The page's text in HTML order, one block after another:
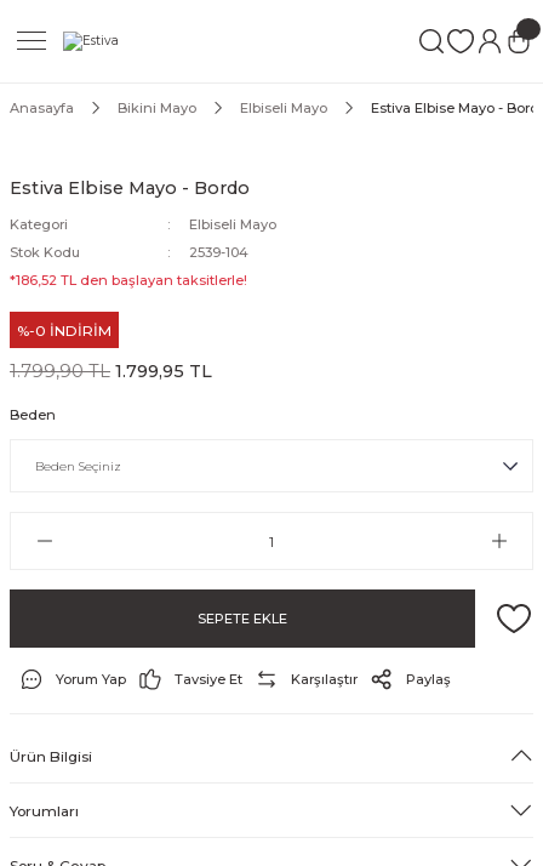
ve Şort
Anasayfa Bikini Mayo Elbiseli Mayo Estiva Elbise Mayo -
Estiva Elbise Mayo - Bordo
Kategori
Elbiseli Mayo
Stok Kodu
2539-104
*186,52 TL den başlayan taksitlerle!
%-0 İNDİRİM
1.799,90 TL 1.799,95 TL
Beden
SEPETE EKLE
Yorum Yap Tavsiye Et Karşılaştır Paylaş
Ürün Bilgisi
Yorumları